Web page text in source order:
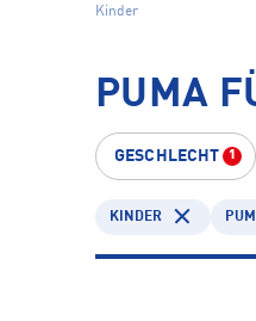
Kinder
PUMA
GESCHLECHT 1
KINDER